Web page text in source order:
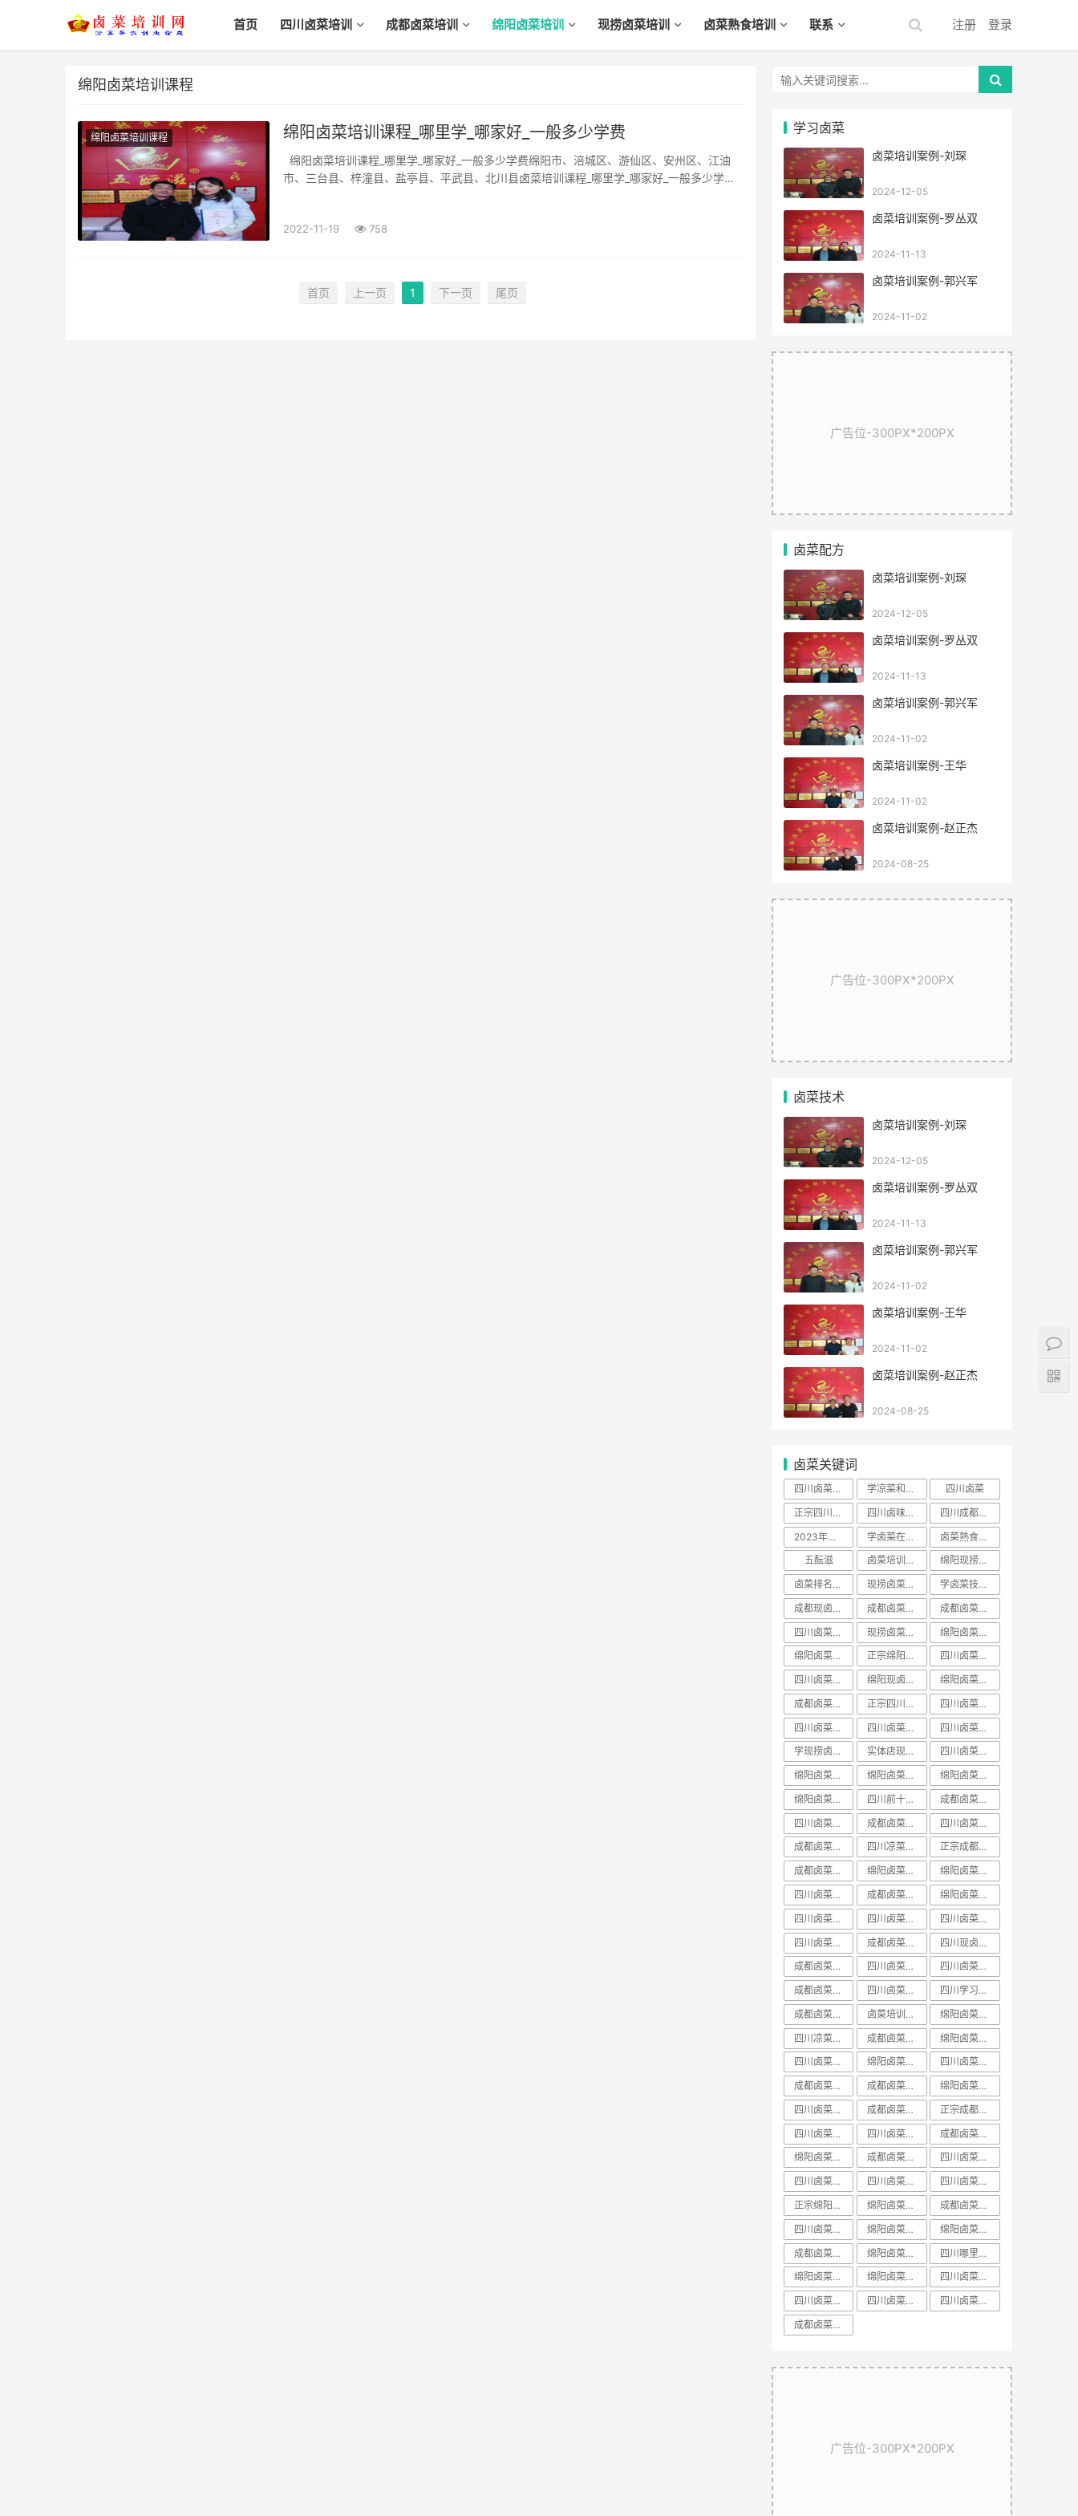
首页 四川卤菜培训 成都卤菜培训 绵阳卤菜培训 现捞卤菜培训 卤菜熟食培训 联系 注册 登录
绵阳卤菜培训课程
绵阳卤菜培训课程 绵阳卤菜培训课程_哪里学_哪家好_一般多少学费
市、三台县、梓潼县、盐亭县、平武县、北川县卤菜培训课程_哪里学_哪家好_一般多少学
2022-11-19 758
首页 上一页 1 下一页 尾页
学习卤菜
卤菜培训案例-刘琛
2024-12-05
卤菜培训案例-罗丛双
2024-11-13
卤菜培训案例-郭兴军
2024-11-02
广告位-300PX*200PX
卤菜配方
卤菜培训案例-刘琛
2024-12-05
卤菜培训案例-罗丛双
2024-11-13
卤菜培训案例-郭兴军
2024-11-02
卤菜培训案例-王华
2024-11-02
卤菜培训案例-赵正杰
2024-08-25
广告位-300PX*200PX
卤菜技术
卤菜培训案例-刘琛
2024-12-05
卤菜培训案例-罗丛双
2024-11-13
卤菜培训案例-郭兴军
2024-11-02
卤菜培训案例-王华
2024-11-02
卤菜培训案例-赵正杰
2024-08-25
卤菜关键词
四川卤菜去哪里学正宗 学凉菜和卤菜要多少学费
四川卤菜
正宗四川卤菜培训
四川卤味哪家培训最好
四川成都卤菜培训哪家好
2023年卤菜培训学员
学卤菜在哪里学
卤菜熟食培训费用一般多少学费
五酝滋
卤菜培训声明
绵阳现捞培训哪家出名
卤菜排名前十名加盟店
现捞卤菜培训哪家好
学卤菜技术到哪里学的正宗
成都现卤现捞培训
成都卤菜熟食培训
成都卤菜培训费用一般多少学费
四川卤菜配方技术学习培训哪家好
现捞卤菜培训费用一般多少学费
绵阳卤菜培训哪家好
绵阳卤菜培训费用一般多少学费
正宗绵阳卤菜培训班
四川卤菜学习方法培训技术哪家好
四川卤菜学习技术培训去哪里学好
绵阳现卤现捞培训
绵阳卤菜熟食培训
成都卤菜培训班排名
正宗四川卤菜培训班
四川卤菜熟食培训
四川卤菜培训价格表
​四川卤菜培训班排名
四川卤菜排名学习培训技术哪家靠谱
学现捞卤菜技术哪里好
实体店现卤现捞培训有保障吗
四川卤菜培训基地
绵阳卤菜培训班视频
绵阳卤菜培训价目表
绵阳卤菜培训价班排名
绵阳卤菜培训排行榜
四川前十卤菜学习培训技术哪家好
成都卤菜培训价目表
四川卤菜中心培训学习技术哪家好
成都卤菜培训机构课程
四川卤菜培训价目表
成都卤菜培训价格表
四川凉菜卤菜培训
正宗成都卤菜培训班
成都卤菜培训班视频
绵阳卤菜培训技术
绵阳卤菜培训实体店
四川卤菜课程学习培训技术哪家好
成都卤菜培训价格课程
绵阳卤菜培训哪里好
四川卤菜价格培训技术学习哪家好
四川卤菜培训哪家好
四川卤菜培训班排名
四川卤菜培训前十
成都卤菜培训中心课程
四川现卤现捞培训
成都卤菜培训学校课程
四川卤菜学习培训技术学校哪家好
四川卤菜培训机构
成都卤菜培训哪家好
四川卤菜学习技术培训学费多少钱
四川学习卤菜技术中心培训机构哪家好
成都卤菜培训技术课程
卤菜培训排行榜
绵阳卤菜培训学费
四川凉菜卤菜学习技术培训基地哪家好
成都卤菜培训哪里好
绵阳卤菜培训课程
四川卤菜培训费用一般多少学费
绵阳卤菜培训前十
​四川卤菜培训排行榜
成都卤菜培训学费课程
成都卤菜培训基地课程
绵阳卤菜培训方法
四川卤菜培训实体店
成都卤菜培训实体店
正宗成都卤菜培训课程
四川卤菜培训学费
四川卤菜培训价格
成都卤菜培训排名课程
绵阳卤菜培训中心
成都卤菜培训前十课程
​四川卤菜培训中心
四川卤菜培训方法
四川卤菜基地技术培训学习哪家好
四川卤菜培训配方
正宗绵阳卤菜培训
绵阳卤菜培训学校
成都卤菜培训方法教学
四川卤菜培训排名
绵阳卤菜培训价格
​绵阳卤菜培训排名
成都卤菜培训课程教学
绵阳卤菜培训配方
四川哪里有正宗卤菜学习培训基地
绵阳卤菜培训基地
绵阳卤菜培训机构
​四川卤菜培训学校
​四川卤菜培训课程
​四川卤菜培训技术
​四川卤菜培训哪里好
​成都卤菜培训配方教学
广告位-300PX*200PX